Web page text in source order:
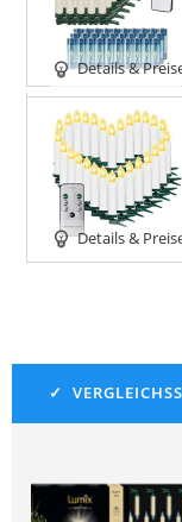
Details & Preise
Details & Preise